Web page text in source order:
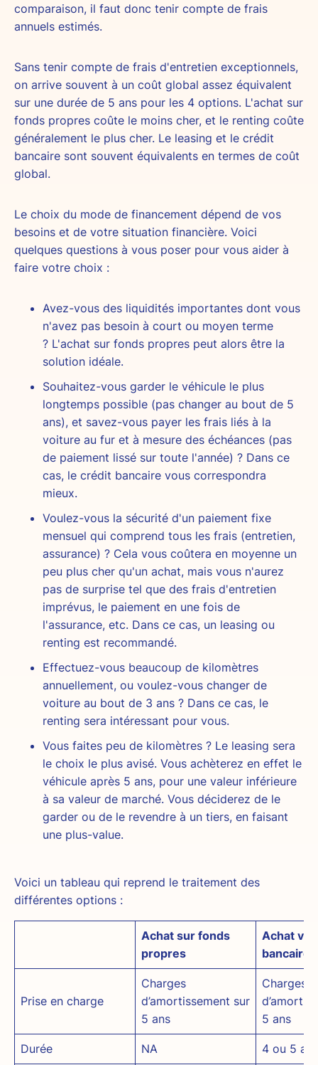
comparaison, il faut donc tenir compte de frais
annuels estimés.
Sans tenir compte de frais d'entretien exceptionnels,
on arrive souvent à un coût global assez équivalent
sur une durée de 5 ans pour les 4 options. L'achat sur
fonds propres coûte le moins cher, et le renting coûte
généralement le plus cher. Le leasing et le crédit
bancaire sont souvent équivalents en termes de coût
global.
Le choix du mode de financement dépend de vos
besoins et de votre situation financière. Voici
quelques questions à vous poser pour vous aider à
faire votre choix :
Avez-vous des liquidités importantes dont vous
n'avez pas besoin à court ou moyen terme
? L'achat sur fonds propres peut alors être la
solution idéale.
Souhaitez-vous garder le véhicule le plus
longtemps possible (pas changer au bout de 5
ans), et savez-vous payer les frais liés à la
voiture au fur et à mesure des échéances (pas
de paiement lissé sur toute l'année) ? Dans ce
cas, le crédit bancaire vous correspondra
mieux.
Voulez-vous la sécurité d'un paiement fixe
mensuel qui comprend tous les frais (entretien,
assurance) ? Cela vous coûtera en moyenne un
peu plus cher qu'un achat, mais vous n'aurez
pas de surprise tel que des frais d'entretien
imprévus, le paiement en une fois de
l'assurance, etc. Dans ce cas, un leasing ou
renting est recommandé.
Effectuez-vous beaucoup de kilomètres
annuellement, ou voulez-vous changer de
voiture au bout de 3 ans ? Dans ce cas, le
renting sera intéressant pour vous.
Vous faites peu de kilomètres ? Le leasing sera
le choix le plus avisé. Vous achèterez en effet le
véhicule après 5 ans, pour une valeur inférieure
à sa valeur de marché. Vous déciderez de le
garder ou de le revendre à un tiers, en faisant
une plus-value.
Voici un tableau qui reprend le traitement des
différentes options :
Achat sur fonds
propres
Achat via
bancaire
Prise en charge
Charges
d’amortissement sur
5 ans
Charges
5 ans
Durée NA 4 ou 5 ans